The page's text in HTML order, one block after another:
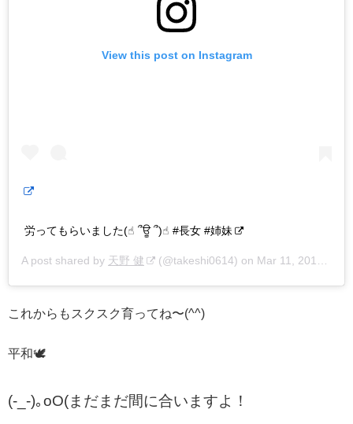
View this post on Instagram
労ってもらいました(☝︎ ՞ਊ ՞)☝︎ #長女 #姉妹
A post shared by 天野 健 (@takeshi0614) on Mar 11, 2018 at 1:59pm PDT
これからもスクスク育ってね〜(^^)
平和🕊
(-_-)｡oO(まだまだ間に合いますよ！